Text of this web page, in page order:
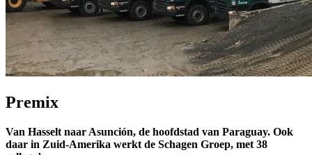
Premix
Van Hasselt naar Asunción, de hoofdstad van Paraguay. Ook
daar in Zuid-Amerika werkt de Schagen Groep, met 38